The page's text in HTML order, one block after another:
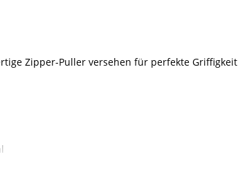
Zipper-Puller versehen für perfekte Griffigkeit